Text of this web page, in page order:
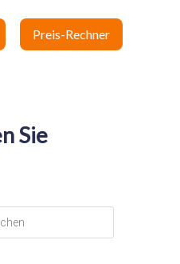
Preis-Rechner
Sie